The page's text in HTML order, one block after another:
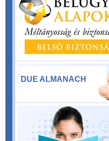
DUE ALMANACH